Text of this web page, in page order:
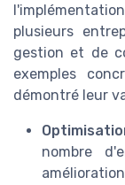
plusieurs
gestion et de
exemples
démontré leur
nombre